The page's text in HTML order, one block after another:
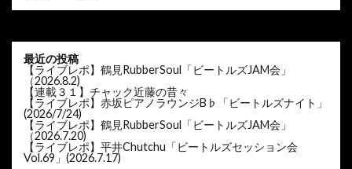
最近の投稿
【ライブレポ】鶴見RubberSoul「ビートルズJAM会」
（2026.8.2)
【連載３１】チャック近藤の昔々
【ライブレポ】赤坂ピアノラウンジB♭「ビートルズナイト」
(2026/7/24)
【ライブレポ】鶴見RubberSoul「ビートルズJAM会」
（2026.7.20)
【ライブレポ】平井Chutchu「ビートルズセッション会
Vol.69」(2026.7.17)